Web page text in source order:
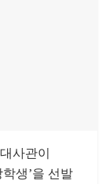
사관이
생’을 선발